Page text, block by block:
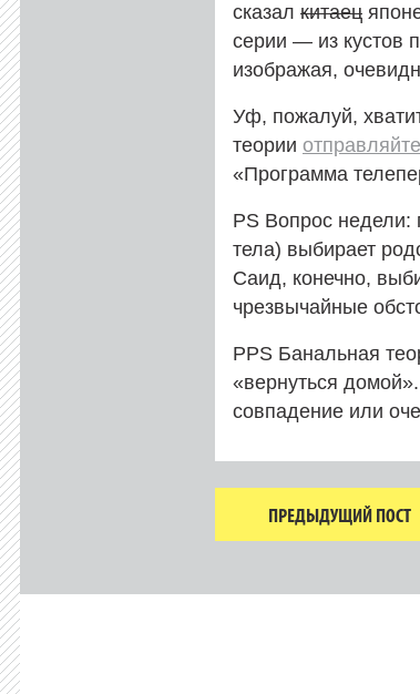
сказал китаец
серии — из кустов
изображая,
Уф, пожалуй,
теории
«Программа
PS Вопрос недели:
тела) выбирает
Саид, конечно,
чрезвычайные
PPS Банальная
«вернуться
совпадение или
ПРЕДЫДУЩИЙ ПОСТ